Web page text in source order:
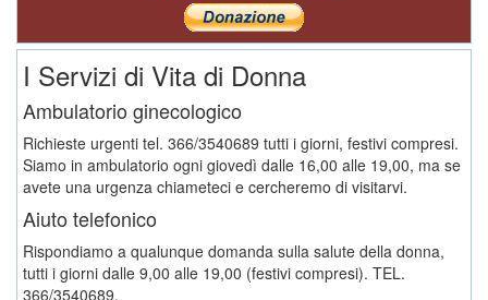
I Servizi di Vita di Donna
Ambulatorio ginecologico
Richieste urgenti tel. 366/3540689 tutti i giorni, festivi compresi.
Siamo in ambulatorio ogni giovedì dalle 16,00 alle 19,00, ma se
avete una urgenza chiameteci e cercheremo di visitarvi.
Aiuto telefonico
Rispondiamo a qualunque domanda sulla salute della donna,
tutti i giorni dalle 9,00 alle 19,00 (festivi compresi). TEL.
366/3540689.